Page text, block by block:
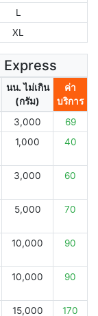
L
XL
Express
นน. ไม่เกิน
(กรัม)
ค่า
บริการ
3,000
69
1,000 40
3,000 60
5,000 70
10,000 90
10,000 90
15,000 170